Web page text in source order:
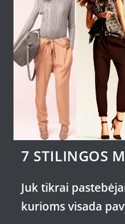
7 STILINGOS
Juk tikrai
kurioms visada